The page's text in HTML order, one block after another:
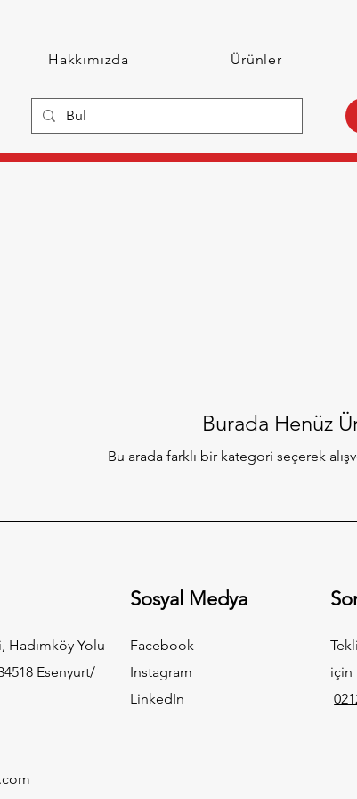
Hakkımızda Ürünler
Burada Henüz
Bu arada farklı bir kategori seçerek
Hadımköy Yolu
Esenyurt/
Sosyal Medya
Facebook
Instagram
LinkedIn
için